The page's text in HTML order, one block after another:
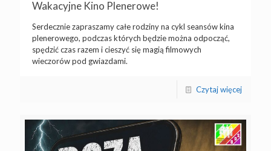
Wakacyjne Kino Plenerowe!
Serdecznie zapraszamy całe rodziny na cykl seansów kina
plenerowego, podczas których będzie można odpocząć,
spędzić czas razem i cieszyć się magią filmowych
wieczorów pod gwiazdami.
Czytaj więcej